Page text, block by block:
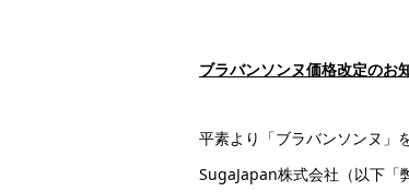
ブラバンソンヌ価格改定のお
平素より「ブラバンソンヌ」
SugaJapan株式会社（以下「